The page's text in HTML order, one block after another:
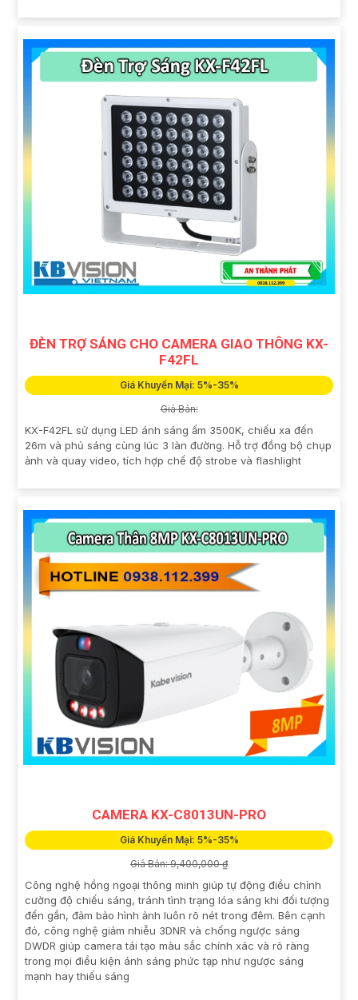
ĐÈN TRỢ SÁNG CHO CAMERA GIAO THÔNG KX-
F42FL
Giá Khuyến Mại: 5%-35%
Giá Bán:
KX-F42FL sử dụng LED ánh sáng ấm 3500K, chiếu xa đến
26m và phủ sáng cùng lúc 3 làn đường. Hỗ trợ đồng bộ chụp
ảnh và quay video, tích hợp chế độ strobe và flashlight
CAMERA KX-C8013UN-PRO
Giá Khuyến Mại: 5%-35%
Giá Bán: 9,400,000 ₫
Công nghệ hồng ngoại thông minh giúp tự động điều chỉnh
cường độ chiếu sáng, tránh tình trạng lóa sáng khi đối tượng
đến gần, đảm bảo hình ảnh luôn rõ nét trong đêm. Bên cạnh
đó, công nghệ giảm nhiễu 3DNR và chống ngược sáng
DWDR giúp camera tái tạo màu sắc chính xác và rõ ràng
trong mọi điều kiện ánh sáng phức tạp như ngược sáng
mạnh hay thiếu sáng